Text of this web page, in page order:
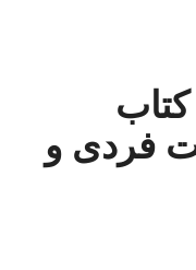
کتاب
فردی و